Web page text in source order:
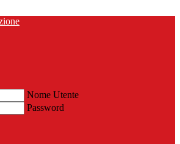
Nome Utente
Password